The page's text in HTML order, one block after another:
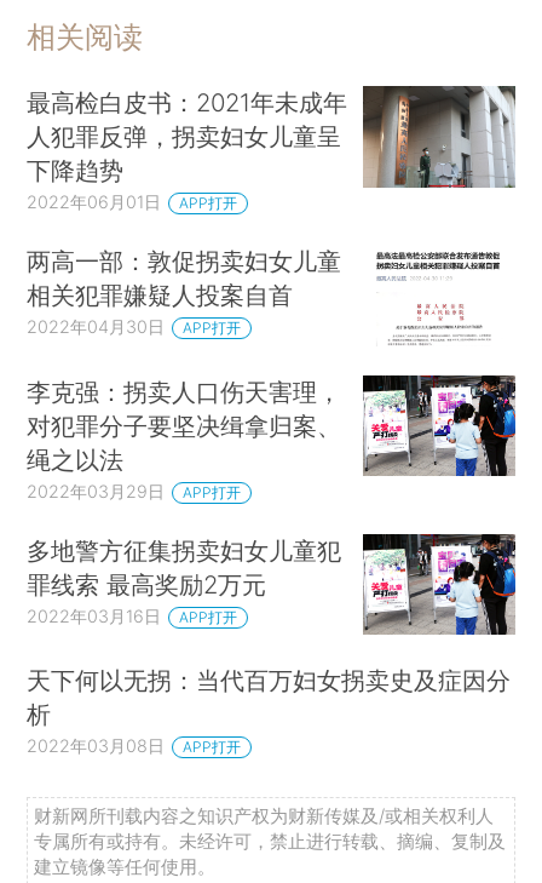
相关阅读
最高检白皮书：2021年未成年
人犯罪反弹，拐卖妇女儿童呈
下降趋势
2022年06月01日 APP打开
两高一部：敦促拐卖妇女儿童
相关犯罪嫌疑人投案自首
2022年04月30日 APP打开
李克强：拐卖人口伤天害理，
对犯罪分子要坚决缉拿归案、
绳之以法
2022年03月29日 APP打开
多地警方征集拐卖妇女儿童犯
罪线索 最高奖励2万元
2022年03月16日 APP打开
天下何以无拐：当代百万妇女拐卖史及症因分
析
2022年03月08日 APP打开
财新网所刊载内容之知识产权为财新传媒及/或相关权利人
专属所有或持有。未经许可，禁止进行转载、摘编、复制及
建立镜像等任何使用。